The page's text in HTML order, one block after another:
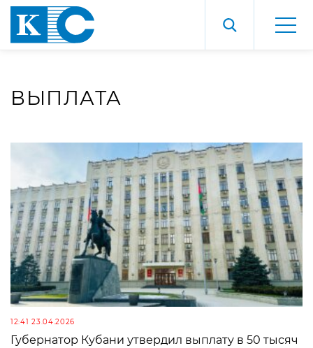
ВЫПЛАТА
12:41 23.04.2026
Губернатор Кубани утвердил выплату в 50 тысяч